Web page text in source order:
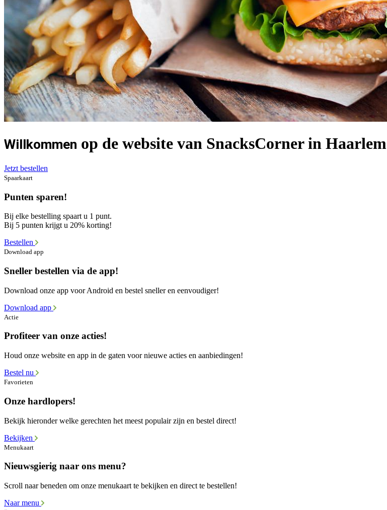
Willkommen op de website van SnacksCorner in Haarlem
Jetzt bestellen
Spaarkaart
Punten sparen!
Bij elke bestelling spaart u 1 punt.
Bij 5 punten krijgt u 20% korting!
Bestellen
Download app
Sneller bestellen via de app!
Download onze app voor Android en bestel sneller en eenvoudiger!
Download app
Actie
Profiteer van onze acties!
Houd onze website en app in de gaten voor nieuwe acties en aanbiedingen!
Bestel nu
Favorieten
Onze hardlopers!
Bekijk hieronder welke gerechten het meest populair zijn en bestel direct!
Bekijken
Menukaart
Nieuwsgierig naar ons menu?
Scroll naar beneden om onze menukaart te bekijken en direct te bestellen!
Naar menu